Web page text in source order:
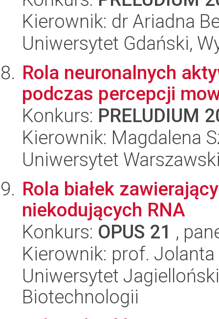
Kierownik: dr Ariadna
Uniwersytet Gdański,
Rola neuronalnych
podczas percepcji
Konkurs: PRELUDIUM
Kierownik: Magdalena
Uniwersytet
Rola białek
niekodujących RNA
Konkurs: OPUS 21 ,
Kierownik: prof.
Uniwersytet
Biotechnologii